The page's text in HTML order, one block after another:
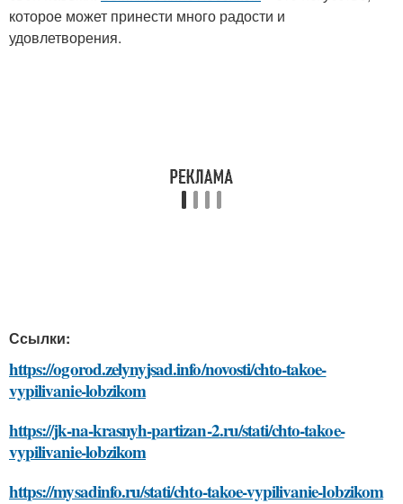
которое может принести много радости и
удовлетворения.
Ссылки:
https://ogorod.zelynyjsad.info/novosti/chto-takoe-
vypilivanie-lobzikom
https://jk-na-krasnyh-partizan-2.ru/stati/chto-takoe-
vypilivanie-lobzikom
https://mysadinfo.ru/stati/chto-takoe-vypilivanie-lobzikom